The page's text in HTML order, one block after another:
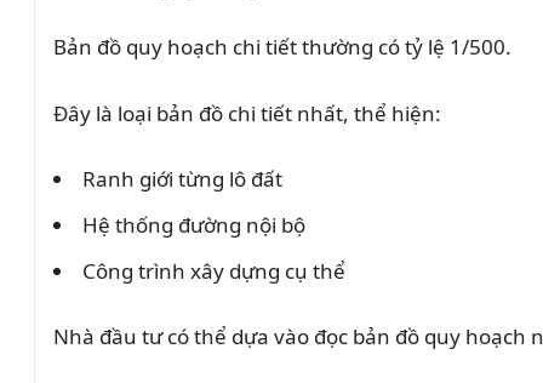
Bản đồ quy hoạch chi tiết thường có tỷ lệ 1/500.
Đây là loại bản đồ chi tiết nhất, thể hiện:
Ranh giới từng lô đất
Hệ thống đường nội bộ
Công trình xây dựng cụ thể
Nhà đầu tư có thể dựa vào đọc bản đồ quy